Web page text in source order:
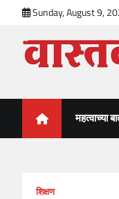
content
Sunday, August 9,
महत्वाच्या
शिक्षण